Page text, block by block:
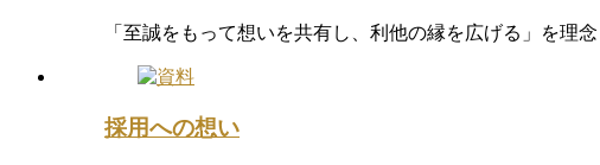
「至誠をもって想いを共有し、利他の縁を広げる」を理
採用への想い